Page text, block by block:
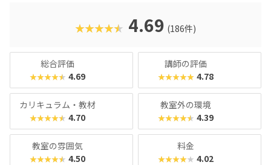
す。成長が“見える”チェックシートやタイピングシートな
ど、“続けたくなる仕組み”が整っているため、高い継続率に
ん、「好きなことから将来につながる力を育てたい」「子ど
もの成長を実感したい」というご家庭にもおすすめのスクー
ルです！
★★★★★ 4.69 (186件)
総合評価
★★★★★ 4.69
講師の評価
★★★★★ 4.78
カリキュラム・教材
★★★★★ 4.70
教室外の環境
★★★★★ 4.39
教室の雰囲気
★★★★★ 4.50
料金
★★★★★ 4.02